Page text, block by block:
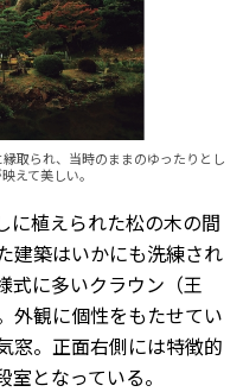
取られ、当時のままのゆったりとし
えて美しい。
に植えられた松の木の間
建築はいかにも洗練され
式に多いクラウン（王
外観に個性をもたせてい
窓。正面右側には特徴的
となっている。